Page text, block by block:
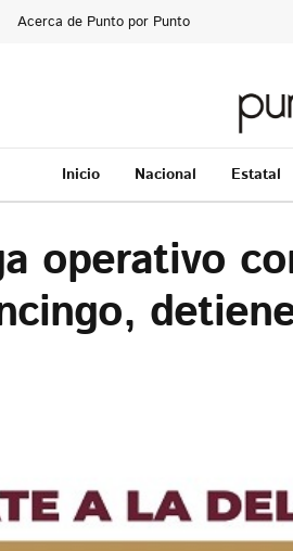
Acerca de Punto por Punto
Inicio Nacional Estatal
operativo